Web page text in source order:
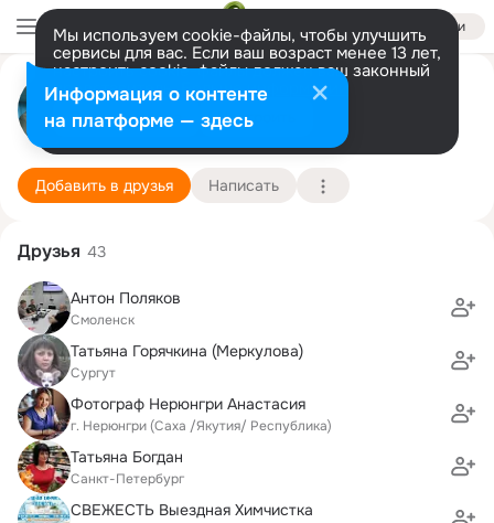
Войти
Мы используем cookie-файлы, чтобы улучшить
сервисы для вас. Если ваш возраст менее 13 лет,
настроить cookie-файлы должен ваш законный
представитель. Больше информации
Разрешить все Настроить
Александр Сысолин
Санкт-Петербург
Добавить в друзья Написать
Друзья 43
Антон Поляков
Смоленск
Татьяна Горячкина (Меркулова)
Сургут
Фотограф Нерюнгри Анастасия
г. Нерюнгри (Саха /Якутия/ Республика)
Татьяна Богдан
Санкт-Петербург
СВЕЖЕСТЬ Выездная Химчистка
Информация о контенте
на платформе — здесь